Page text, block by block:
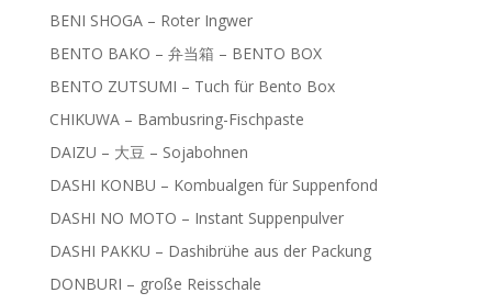
BENI SHOGA – Roter Ingwer
BENTO BAKO – 弁当箱 – BENTO BOX
BENTO ZUTSUMI – Tuch für Bento Box
CHIKUWA – Bambusring-Fischpaste
DAIZU – 大豆 – Sojabohnen
DASHI KONBU – Kombualgen für Suppenfond
DASHI NO MOTO – Instant Suppenpulver
DASHI PAKKU – Dashibrühe aus der Packung
DONBURI – große Reisschale